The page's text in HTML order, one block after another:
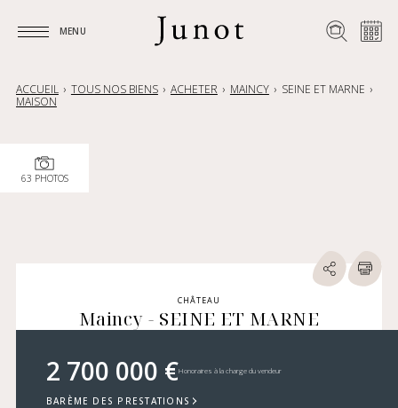
MENU
ACCUEIL TOUS NOS BIENS ACHETER MAINCY
SEINE ET MARNE
MAISON
63 PHOTOS
CHÂTEAU
Maincy - SEINE ET MARNE
2 700 000 €Honoraires à la charge du vendeur
BARÈME DES PRESTATIONS